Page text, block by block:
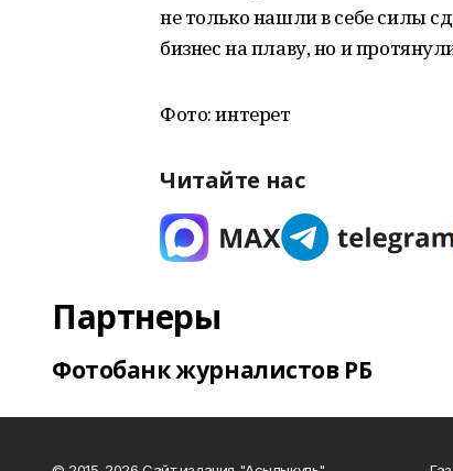
не только нашли в себе силы
бизнес на плаву, но и
Фото: интерет
Читайте нас
Партнеры
Фотобанк журналистов РБ